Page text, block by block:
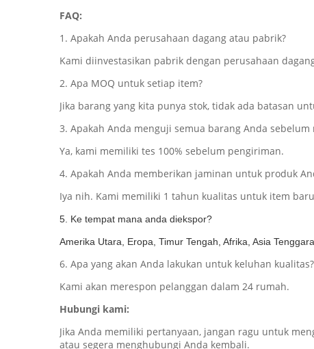
FAQ:
1. Apakah Anda perusahaan dagang atau pabrik?
Kami diinvestasikan pabrik dengan perusahaan
2. Apa MOQ untuk setiap item?
Jika barang yang kita punya stok, tidak ada batasan
3. Apakah Anda menguji semua barang Anda sebelum
Ya, kami memiliki tes 100% sebelum pengiriman.
4. Apakah Anda memberikan jaminan untuk produk
Iya nih. Kami memiliki 1 tahun kualitas untuk item
5. Ke tempat mana anda diekspor?
Amerika Utara, Eropa, Timur Tengah, Afrika, Asia
6. Apa yang akan Anda lakukan untuk keluhan kualitas?
Kami akan merespon pelanggan dalam 24 rumah.
Hubungi kami:
Jika Anda memiliki pertanyaan, jangan ragu untuk
atau segera menghubungi Anda kembali.